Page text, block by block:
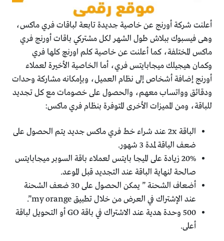
أعلنت شركة أورنج عن خاصية جديدة تابعة لباقات فري ماكس،
وهى فيسبوك ببلاش طول الشهر لكل مشتركي باقات أورنج فري
ماكس المختلفة، كما أعلنت عن خاصية كلم اورنچ كلها فري
وكمان هيجيلك ميجابايتس فري، أما الخاصية الأخيرة لعملاء
أورنج إضافة أشخاص إلى نظام العميل، وبإمكانه مشاركة وحدات
ودقائق وواتساب معهم، والحصول على خصومات مع كل تجديد
للباقة، ومن المميزات الأخرى المتوفرة بنظام فري ماكس:
الباقة 2x عند شراء خط فري ماكس جديد يتم الحصول على
ضعف الباقة لمدة 3 شهور.
20% زيادة على الميجا بايتس لعملاء باقة السوبر ميجابايتس
صالحة لنهاية الباقة عند التجديد قبل الموعد.
أضعاف الشحنة ” يمكن الحصول على 30 ضعف الشحنة
عند الإشتراك في العرض من خلال تطبيق my orange”.
500 وحدة هدية عند الاشتراك في باقة GO أو التحويل لباقة
أعلى.